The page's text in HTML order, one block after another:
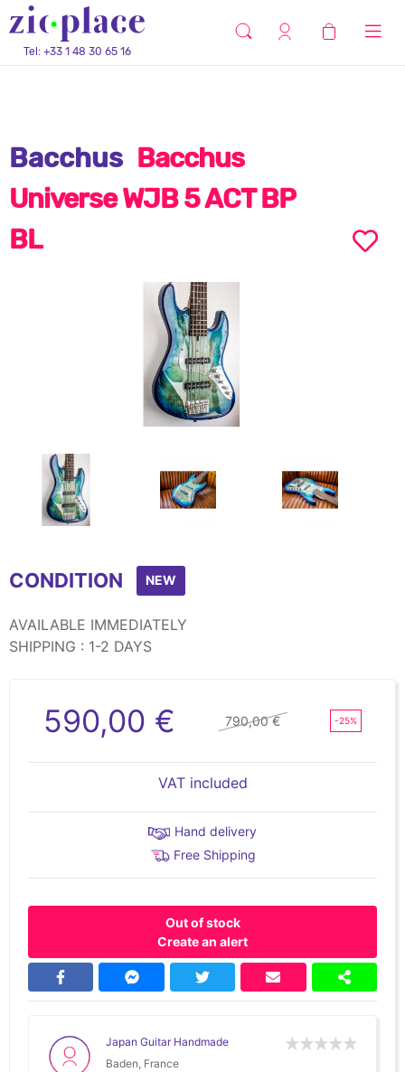
Tel: +33 1 48 30 65 16
Bacchus Bacchus
Universe WJB 5 ACT BP
BL
of
CONDITION NEW
AVAILABLE IMMEDIATELY
SHIPPING : 1-2 DAYS
590,00 € 790,00 € -25%
VAT included
Hand delivery
Free Shipping
Out of stock
Create an alert
Japan Guitar Handmade
Baden, France